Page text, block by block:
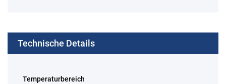
Technische Details
Temperaturbereich